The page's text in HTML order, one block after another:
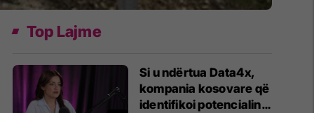
Top Lajme
Si u ndërtua Data4x,
kompania kosovare që
identifikoi potencialin